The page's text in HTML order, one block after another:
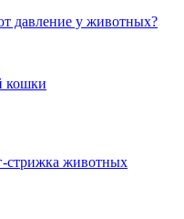
давление у животных?
кошки
стрижка животных